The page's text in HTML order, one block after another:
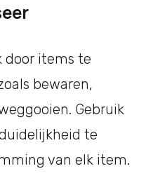
door items te
bewaren,
Gebruik
te
van elk item.